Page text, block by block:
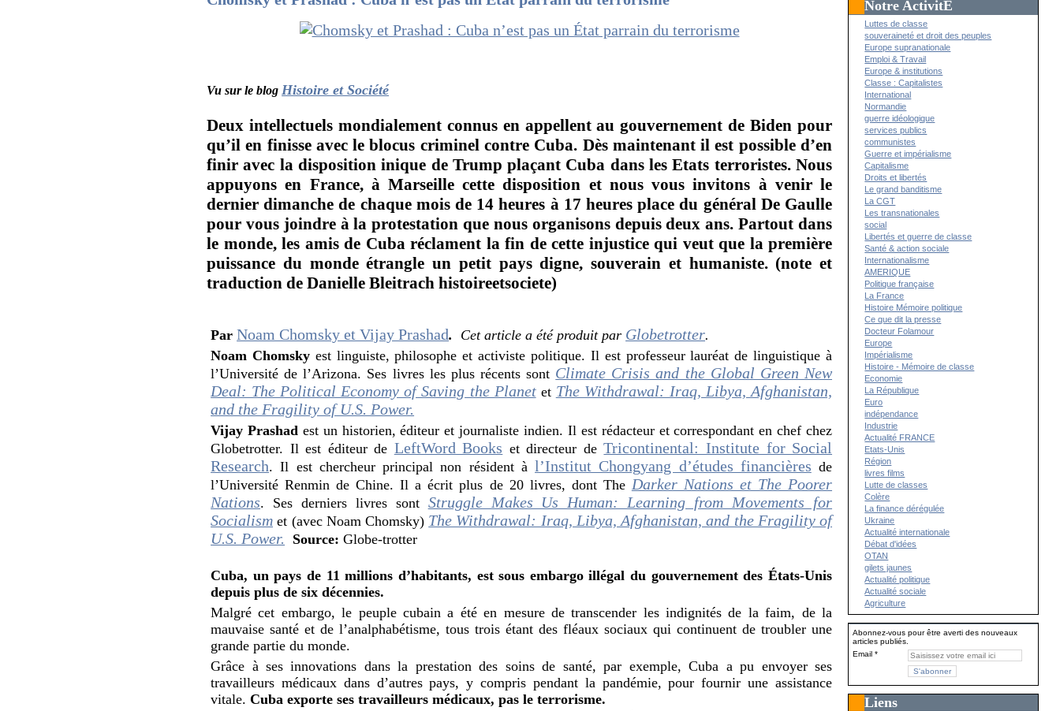
Vu sur le blog Histoire et Société
Deux intellectuels mondialement connus en appellent au gouvernement de Biden pour
qu’il en finisse avec le blocus criminel contre Cuba. Dès maintenant il est possible d’en
finir avec la disposition inique de Trump plaçant Cuba dans les Etats terroristes. Nous
appuyons en France, à Marseille cette disposition et nous vous invitons à venir le
dernier dimanche de chaque mois de 14 heures à 17 heures place du général De Gaulle
pour vous joindre à la protestation que nous organisons depuis deux ans. Partout dans
le monde, les amis de Cuba réclament la fin de cette injustice qui veut que la première
puissance du monde étrangle un petit pays digne, souverain et humaniste. (note et
traduction de Danielle Bleitrach histoireetsociete)
ParNoam Chomsky et Vijay Prashad. Cet article a été produit par Globetrotter.
Noam Chomskyest linguiste, philosophe et activiste politique. Il est professeur lauréat de linguistique à
l’Université de l’Arizona. Ses livres les plus récents sont Climate Crisis and the Global Green New
Deal: The Political Economy of Saving the Planetet The Withdrawal: Iraq, Libya, Afghanistan,
and the Fragility of U.S. Power.
Vijay Prashadest un historien, éditeur et journaliste indien. Il est rédacteur et correspondant en chef chez
Globetrotter. Il est éditeur de LeftWord Books et directeur deTricontinental: Institute for Social
Research. Il est chercheur principal non résident àl’Institut Chongyang d’études financières de
l’Université Renmin de Chine. Il a écrit plus de 20 livres, dont The Darker Nations et The Poorer
Nations. Ses derniers livres sont Struggle Makes Us Human: Learning from Movements for
Socialism et (avec Noam Chomsky) The Withdrawal: Iraq, Libya, Afghanistan, and the Fragility of
U.S. Power.
Source: Globe-trotter
Cuba, un pays de 11 millions d’habitants, est sous embargo illégal du gouvernement des États-Unis
depuis plus de six décennies.
Malgré cet embargo, le peuple cubain a été en mesure de transcender les indignités de la faim, de la
mauvaise santé et de l’analphabétisme, tous trois étant des fléaux sociaux qui continuent de troubler une
grande partie du monde.
Grâce à ses innovations dans la prestation des soins de santé, par exemple, Cuba a pu envoyer ses
travailleurs médicaux dans d’autres pays, y compris pendant la pandémie, pour fournir une assistance
vitale.Cuba exporte ses travailleurs médicaux, pas le terrorisme.
Notre ActivitÉ
Luttes de classe
souveraineté et droit des peuples
Europe supranationale
Emploi & Travail
Europe & institutions
Classe : Capitalistes
International
Normandie
guerre idéologique
services publics
communistes
Guerre et impérialisme
Capitalisme
Droits et libertés
Le grand banditisme
La CGT
Les transnationales
social
Libertés et guerre de classe
Santé & action sociale
Internationalisme
AMERIQUE
Politique française
La France
Histoire Mémoire politique
Ce que dit la presse
Docteur Folamour
Europe
Impérialisme
Histoire - Mémoire de classe
Economie
La République
Euro
indépendance
Industrie
Actualité FRANCE
Etats-Unis
Région
livres films
Lutte de classes
Colère
La finance dérégulée
Ukraine
Actualité internationale
Débat d'idées
OTAN
gilets jaunes
Actualité politique
Actualité sociale
Agriculture
Abonnez-vous pour être averti des nouveaux
articles publiés.
Email
Liens